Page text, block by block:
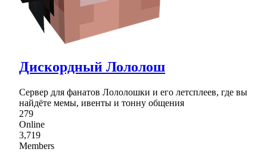
Дискордный Лололош
Сервер для фанатов Лололошки и его летсплеев, где вы
найдёте мемы, ивенты и тонну общения
279
Online
3,719
Members